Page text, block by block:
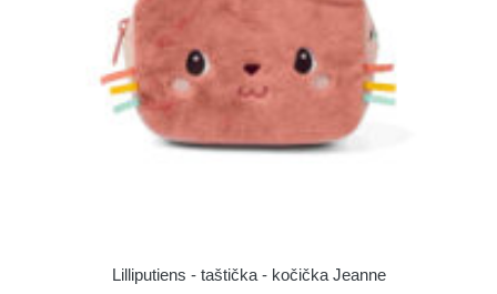
Lilliputiens - taštička - kočička Jeanne